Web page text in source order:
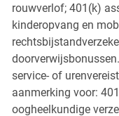
rouwverlof; 401(k)
kinderopvang en
service- of
aanmerking voor:
oogheelkundige